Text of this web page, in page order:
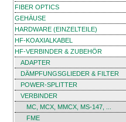
FIBER OPTICS
GEHÄUSE
HARDWARE (EINZELTEILE)
HF-KOAXIALKABEL
HF-VERBINDER & ZUBEHÖR
ADAPTER
DÄMPFUNGSGLIEDER & FILTER
POWER-SPLITTER
VERBINDER
MC, MCX, MMCX, MS-147, ...
FME